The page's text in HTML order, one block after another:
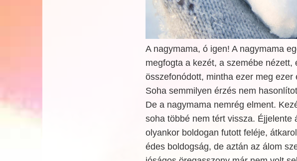
A nagymama, ó igen! A nagymama
megfogta a kezét, a szemébe nézett,
összefonódott, mintha ezer meg
Soha semmilyen érzés nem
De a nagymama nemrég elment.
soha többé nem tért vissza. Éjjelente
olyankor boldogan futott feléje,
édes boldogság, de aztán az álom